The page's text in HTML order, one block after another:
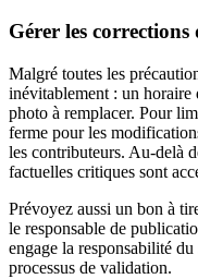
Gérer les
Malgré toutes les
inévitablement : un horaire
photo à remplacer. Pour
ferme pour les
les contributeurs. Au-delà
factuelles critiques sont
Prévoyez aussi un bon à
le responsable de
engage la responsabilité
processus de validation.